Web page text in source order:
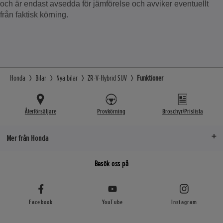
och är endast avsedda för jämförelse och avviker eventuellt
från faktisk körning.
Honda Bilar Nya bilar ZR-V-Hybrid SUV Funktioner
Återförsäljare Provkörning Broschyr/Prislista
Mer från Honda
Besök oss på
Facebook YouTube Instagram